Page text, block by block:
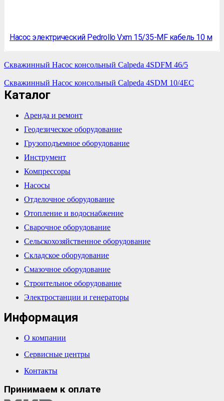
Насос электрический Pedrollo Vxm 15/35-MF кабель 10 м
Скважинный Насос консольный Calpeda 4SDFM 46/5
Скважинный Насос консольный Calpeda 4SDM 10/4EC
Каталог
Аренда и ремонт
Геодезическое оборудование
Грузоподъемное оборудование
Инструмент
Компрессоры
Насосы
Отделочное оборудование
Отопление и водоснабжение
Сварочное оборудование
Сельскохозяйственное оборудование
Складское оборудование
Смазочное оборудование
Строительное оборудование
Электростанции и генераторы
Информация
О компании
Сервисные центры
Контакты
Принимаем к оплате